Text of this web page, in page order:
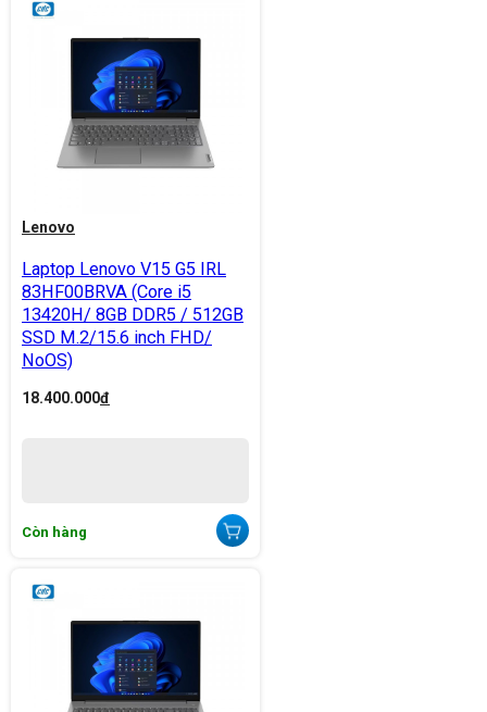
Lenovo
Laptop Lenovo V15 G5 IRL
83HF00BRVA (Core i5
13420H/ 8GB DDR5 / 512GB
SSD M.2/15.6 inch FHD/
NoOS)
18.400.000đ
Còn hàng